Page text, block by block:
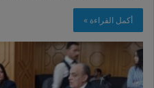
أكمل القراءة »